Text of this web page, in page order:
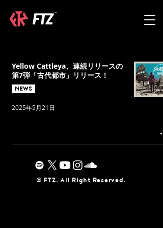
Yellow Cattleya、連続リリースの
第7弾「古代都市」リリース！
NEWS
2025年5月21日
©︎ FTZ. All Right Reserved.